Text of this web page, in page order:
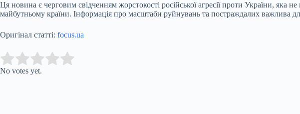
Ця новина є черговим свідченням жорстокості російської агресії проти України, яка
майбутньому країни. Інформація про масштаби руйнувань та постраждалих важлива
Оригінал статті: focus.ua
Rate this item:
No votes yet.